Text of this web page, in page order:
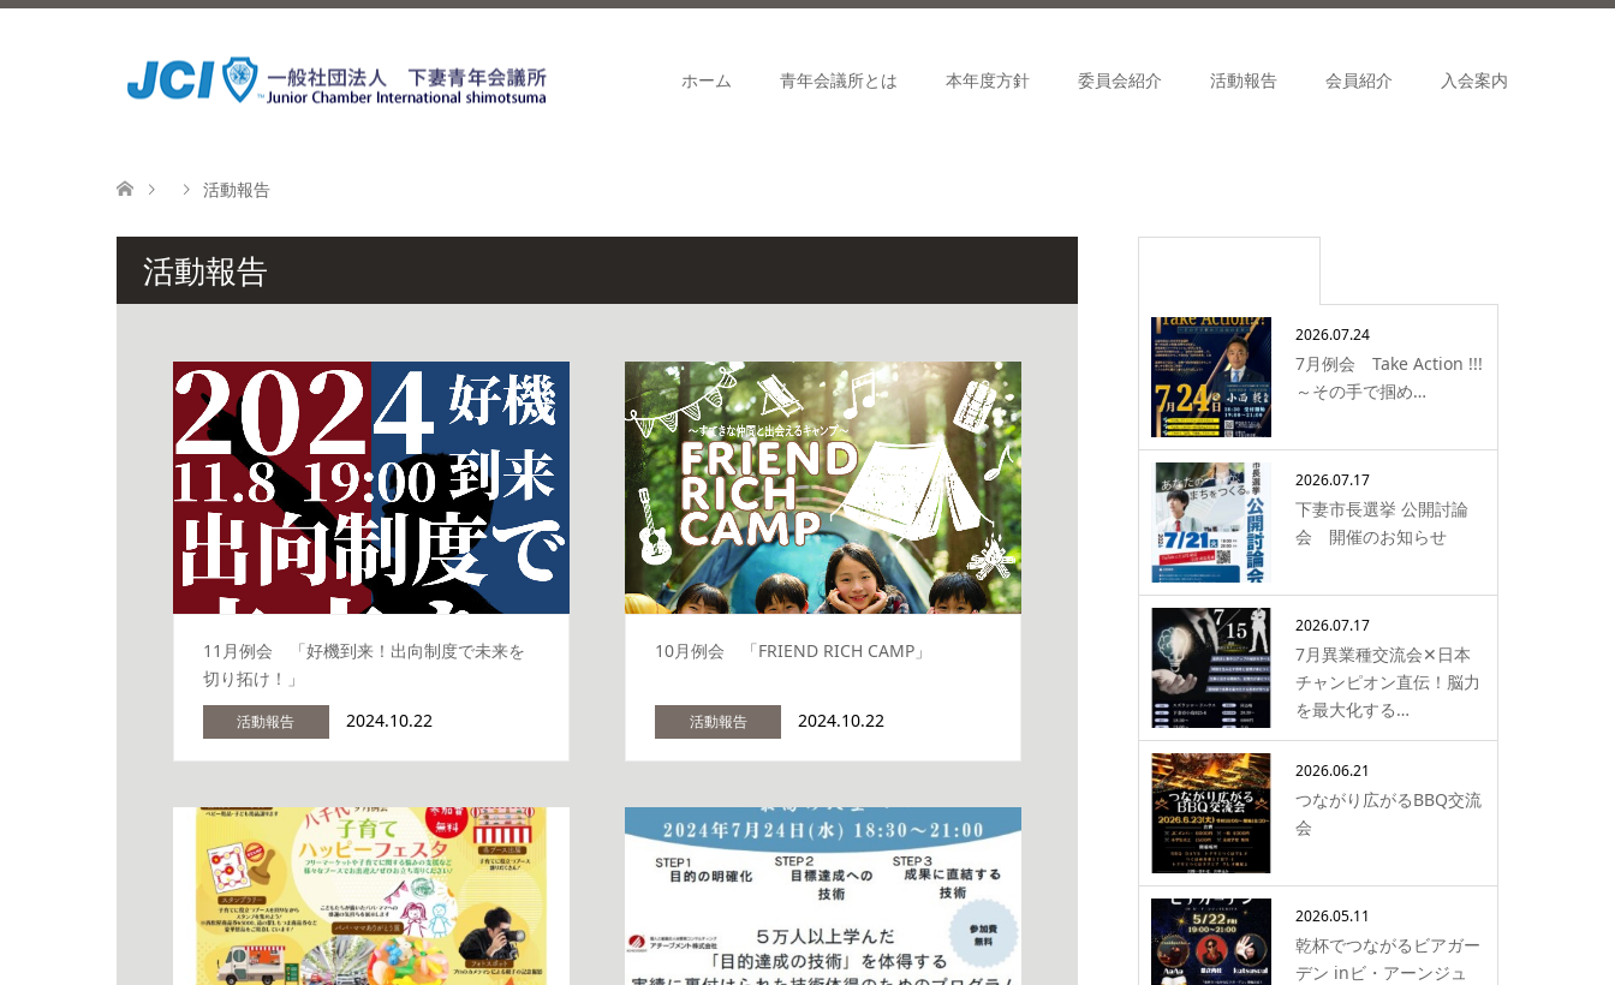
ホーム 青年会議所とは 本年度方針 委員会紹介 活動報告 会員紹介 入会案内
活動報告
活動報告
11月例会 「好機到来！出向制度で未来を
切り拓け！」
活動報告 2024.10.22
10月例会 「FRIEND RICH CAMP」
活動報告 2024.10.22
2026.07.24
7月例会 Take Action !!!
～その手で掴め…
2026.07.17
下妻市長選挙 公開討論
会 開催のお知らせ
2026.07.17
7月異業種交流会✕日本
チャンピオン直伝！脳力
を最大化する…
2026.06.21
つながり広がるBBQ交流
会
2026.05.11
乾杯でつながるビアガー
デン inビ・アーンジュ